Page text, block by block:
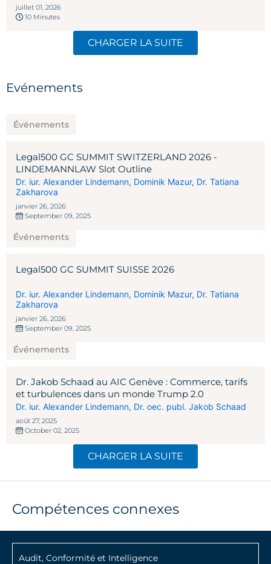
juillet 01, 2026
10 Minutes
CHARGER LA SUITE
Evénements
Événements
Legal500 GC SUMMIT SWITZERLAND 2026 -
LINDEMANNLAW Slot Outline
Dr. iur. Alexander Lindemann, Dominik Mazur, Dr. Tatiana
Zakharova
janvier 26, 2026
September 09, 2025
Événements
Legal500 GC SUMMIT SUISSE 2026
Dr. iur. Alexander Lindemann, Dominik Mazur, Dr. Tatiana
Zakharova
janvier 26, 2026
September 09, 2025
Événements
Dr. Jakob Schaad au AIC Genève : Commerce, tarifs
et turbulences dans un monde Trump 2.0
Dr. iur. Alexander Lindemann, Dr. oec. publ. Jakob Schaad
août 27, 2025
October 02, 2025
CHARGER LA SUITE
Compétences connexes
Audit, Conformité et Intelligence